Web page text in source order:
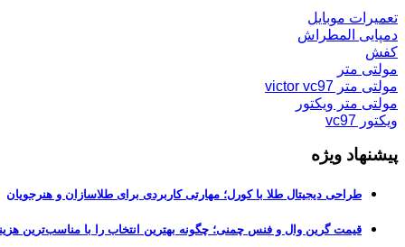
تعمیرات موبایل
دمپایی المطراش
کفش
مولتی متر
مولتی متر victor vc97
مولتی متر ویکتور
ویکتور vc97
پیشنهاد ویژه
طراحی دیجیتال طلا با کورل؛ مهارتی کاربردی برای طلاسازان و هنرجویان
قیمت گرین وال و فنس چمنی؛ چگونه بهترین انتخاب را با مناسب‌ترین